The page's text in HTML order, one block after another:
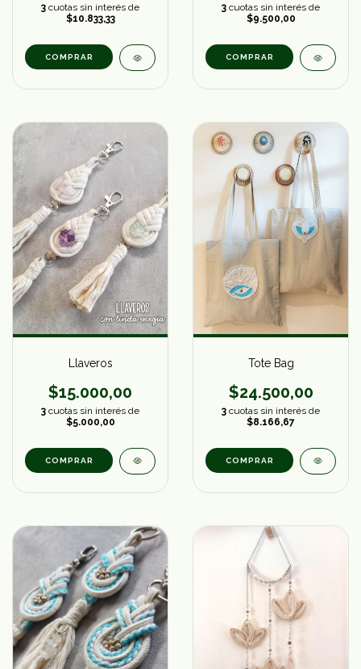
3 cuotas sin interés de
$10.833,33
COMPRAR
3 cuotas sin interés de
$9.500,00
COMPRAR
Llaveros
$15.000,00
3 cuotas sin interés de
$5.000,00
COMPRAR
Tote Bag
$24.500,00
3 cuotas sin interés de
$8.166,67
COMPRAR